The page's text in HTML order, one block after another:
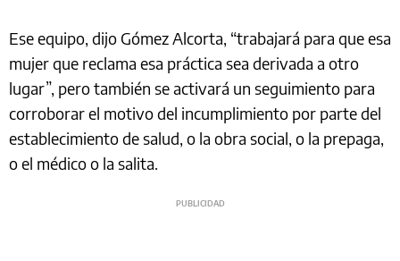
Ese equipo, dijo Gómez Alcorta, “trabajará para que esa
mujer que reclama esa práctica sea derivada a otro
lugar”, pero también se activará un seguimiento para
corroborar el motivo del incumplimiento por parte del
establecimiento de salud, o la obra social, o la prepaga,
o el médico o la salita.